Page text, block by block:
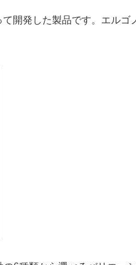
開発した製品です。エルゴ